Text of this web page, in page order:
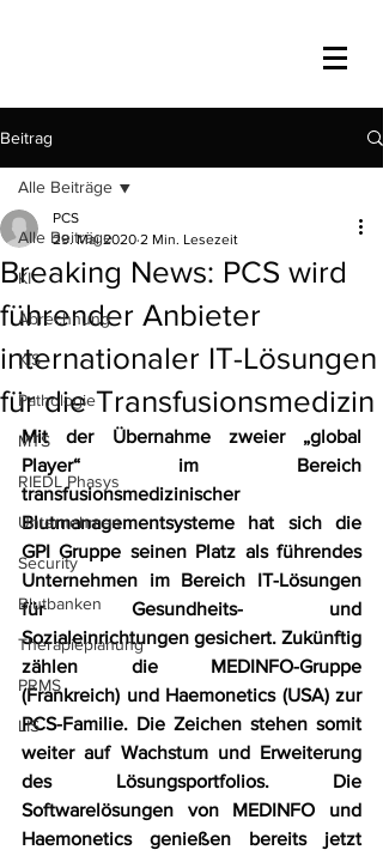
Beitrag
Alle Beiträge
KI
Abrechnung
KIS
Pathologie
MTS
RIEDL Phasys
Unternehmen
Security
Blutbanken
Therapieplanung
PRMS
LIS
Alle Beiträge
Breaking News: PCS wird
führender Anbieter
internationaler IT-Lösungen
für die Transfusionsmedizin
PCS
29. Mai 2020 2 Min. Lesezeit
Mit der Übernahme zweier „global
Player“ im Bereich
transfusionsmedizinischer
Blutmanagementsysteme hat sich die
GPI Gruppe seinen Platz als führendes
Unternehmen im Bereich IT-Lösungen
für Gesundheits- und
Sozialeinrichtungen gesichert. Zukünftig
zählen die MEDINFO-Gruppe
(Frankreich) und Haemonetics (USA) zur
PCS-Familie. Die Zeichen stehen somit
weiter auf Wachstum und Erweiterung
des Lösungsportfolios. Die
Softwarelösungen von MEDINFO und
Haemonetics genießen bereits jetzt